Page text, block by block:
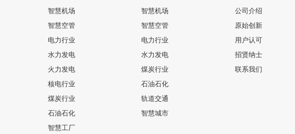
智慧机场
智慧空管
电力行业
水力发电
火力发电
核电行业
煤炭行业
石油石化
智慧工厂
智慧机场
智慧空管
电力行业
水力发电
煤炭行业
石油石化
轨道交通
智慧城市
公司介绍
原始创新
用户认可
招贤纳士
联系我们